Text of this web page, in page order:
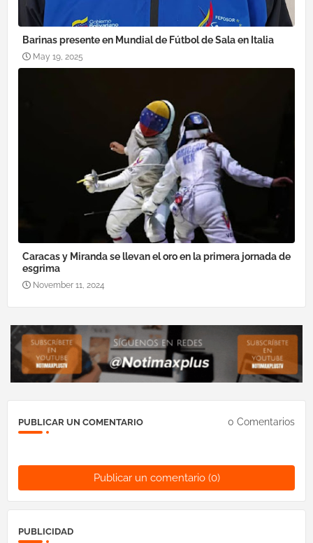
Barinas presente en Mundial de Fútbol de Sala en Italia
May 19, 2025
Caracas y Miranda se llevan el oro en la primera jornada de
esgrima
November 11, 2024
PUBLICAR UN COMENTARIO 0 Comentarios
Publicar un comentario (0)
PUBLICIDAD